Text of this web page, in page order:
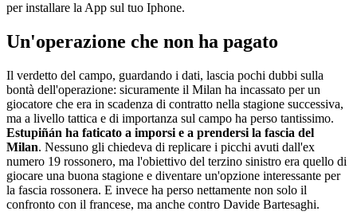
per installare la App sul tuo Iphone.
Un'operazione che non ha pagato
Il verdetto del campo, guardando i dati, lascia pochi dubbi sulla
bontà dell'operazione: sicuramente il Milan ha incassato per un
giocatore che era in scadenza di contratto nella stagione successiva,
ma a livello tattica e di importanza sul campo ha perso tantissimo.
Estupiñán ha faticato a imporsi e a prendersi la fascia del
Milan. Nessuno gli chiedeva di replicare i picchi avuti dall'ex
numero 19 rossonero, ma l'obiettivo del terzino sinistro era quello di
giocare una buona stagione e diventare un'opzione interessante per
la fascia rossonera. E invece ha perso nettamente non solo il
confronto con il francese, ma anche contro Davide Bartesaghi.